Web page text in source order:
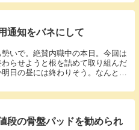
通知をバネにして
いで。絶賛内職中の本日。今回は
らせようと根を詰めて取り組んだ
日の昼には終わりそう。なんとか
段の骨盤パッドを勧められ